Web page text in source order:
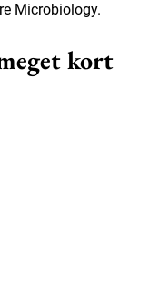
Microbiology.
kort